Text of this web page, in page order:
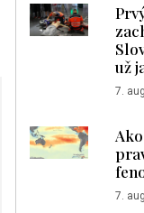
už
7.
7.